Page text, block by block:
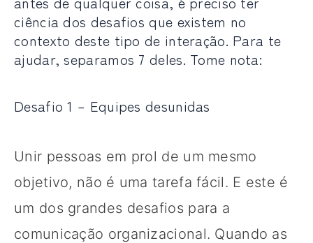
ciência dos desafios que existem no
contexto deste tipo de interação. Para te
ajudar, separamos 7 deles. Tome nota:
Desafio 1 – Equipes desunidas
Unir pessoas em prol de um mesmo
objetivo, não é uma tarefa fácil. E este é
um dos grandes desafios para a
comunicação organizacional. Quando as